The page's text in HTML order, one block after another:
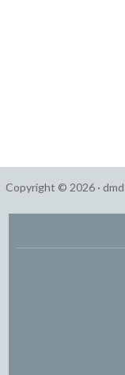
Copyright © 2026 ·